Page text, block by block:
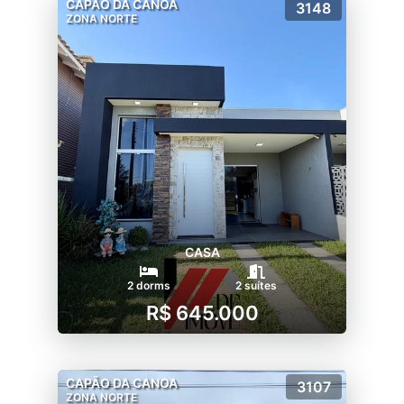
CAPÃO DA CANOA
ZONA NORTE
3148
CASA
2 dorms 2 suítes
R$ 645.000
CAPÃO DA CANOA
ZONA NORTE
3107